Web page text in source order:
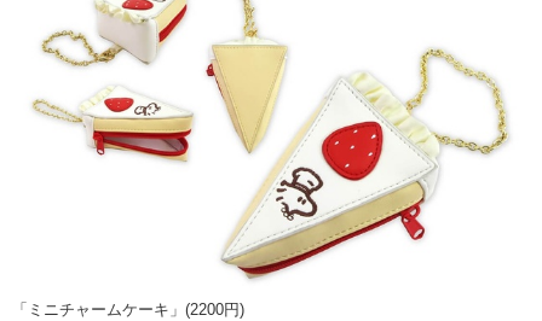
「ミニチャームケーキ」(2200円)